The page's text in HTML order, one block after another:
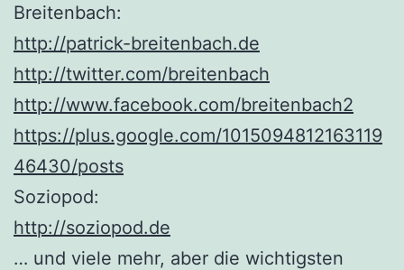
Breitenbach:
http://patrick-breitenbach.de
http://twitter.com/breitenbach
http://www.facebook.com/breitenbach2
https://plus.google.com/1015094812163119
46430/posts
Soziopod:
http://soziopod.de
… und viele mehr, aber die wichtigsten